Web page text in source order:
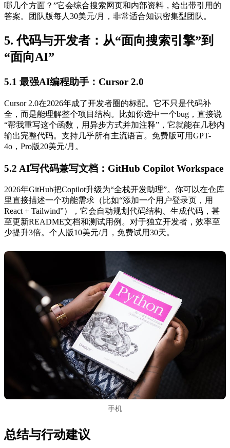
哪几个方面？”它会综合搜索网页和内部资料，给出带引用的
答案。团队版每人30美元/月，非常适合知识密集型团队。
5. 代码与开发者：从“面向搜索引擎”到
“面向AI”
5.1 最强AI编程助手：Cursor 2.0
Cursor 2.0在2026年成了开发者圈的标配。它不只是代码补
全，而是能理解整个项目结构。比如你选中一个bug，直接说
“帮我重写这个函数，用异步方式并加注释”，它就能在几秒内
输出完整代码。支持几乎所有主流语言。免费版可用GPT-
4o，Pro版20美元/月。
5.2 AI写代码兼写文档：GitHub Copilot Workspace
2026年GitHub把Copilot升级为“全栈开发助理”。你可以在仓库
里直接描述一个功能需求（比如“添加一个用户登录页，用
React + Tailwind”），它会自动规划代码结构、生成代码，甚
至更新README文档和测试用例。对于独立开发者，效率至
少提升3倍。个人版10美元/月，免费试用30天。
手机
总结与行动建议